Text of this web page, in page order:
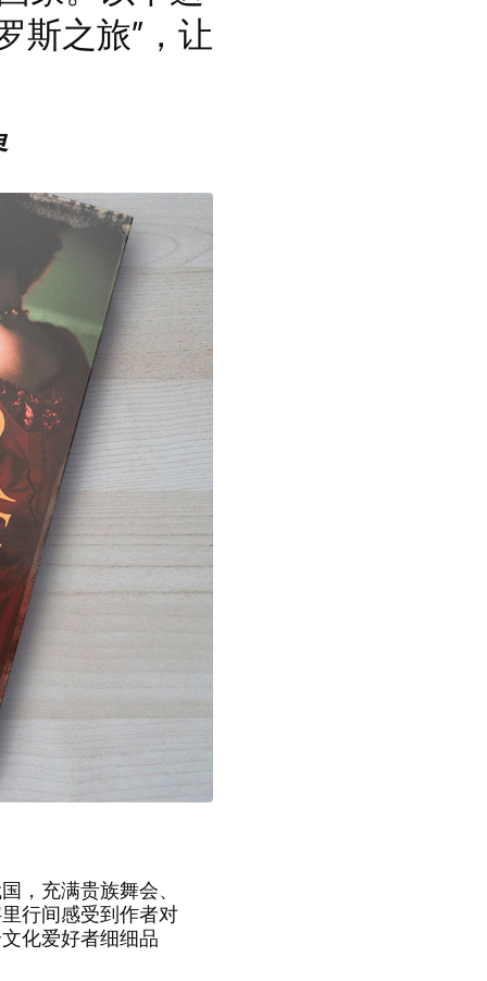
斯之旅”，让
充满贵族舞会、
行间感受到作者对
化爱好者细细品